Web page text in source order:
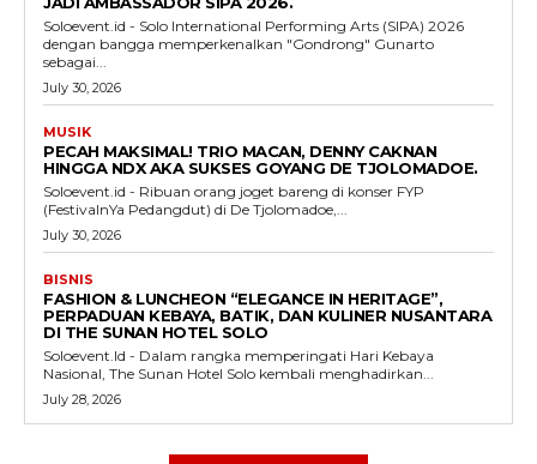
Soloevent.id - Solo International Performing Arts (SIPA) 2026
dengan bangga memperkenalkan "Gondrong" Gunarto
sebagai...
July 30, 2026
MUSIK
PECAH MAKSIMAL! TRIO MACAN, DENNY CAKNAN
HINGGA NDX AKA SUKSES GOYANG DE TJOLOMADOE.
Soloevent.id - Ribuan orang joget bareng di konser FYP
(FestivalnYa Pedangdut) di De Tjolomadoe,...
July 30, 2026
BISNIS
FASHION & LUNCHEON “ELEGANCE IN HERITAGE”,
PERPADUAN KEBAYA, BATIK, DAN KULINER NUSANTARA
DI THE SUNAN HOTEL SOLO
Soloevent.Id - Dalam rangka memperingati Hari Kebaya
Nasional, The Sunan Hotel Solo kembali menghadirkan...
July 28, 2026